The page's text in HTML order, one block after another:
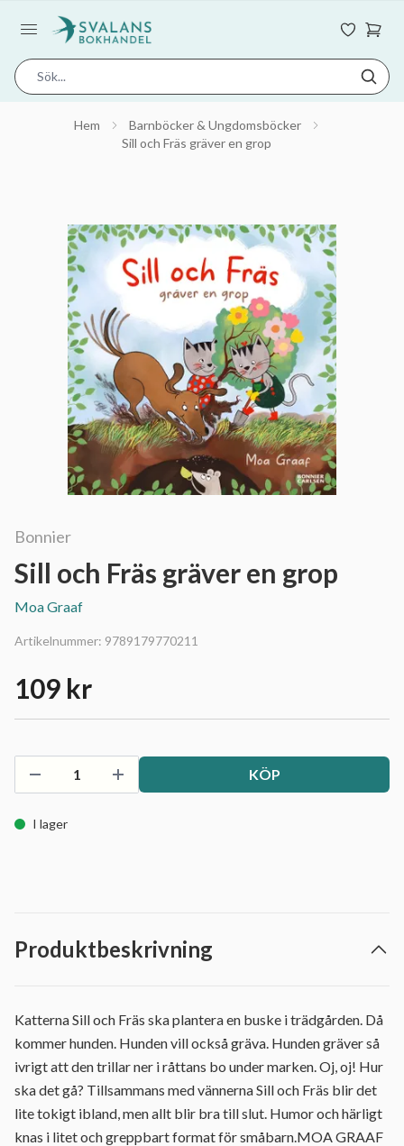
Hem
Barnböcker & Ungdomsböcker
Sill och Fräs gräver en grop
Bonnier
Sill och Fräs gräver en grop
Moa Graaf
Artikelnummer: 9789179770211
109 kr
KÖP
I lager
Produktbeskrivning
Katterna Sill och Fräs ska plantera en buske i trädgården. Då
kommer hunden. Hunden vill också gräva. Hunden gräver så
ivrigt att den trillar ner i råttans bo under marken. Oj, oj! Hur
ska det gå? Tillsammans med vännerna Sill och Fräs blir det
lite tokigt ibland, men allt blir bra till slut. Humor och härligt
knas i litet och greppbart format för småbarn.MOA GRAAF